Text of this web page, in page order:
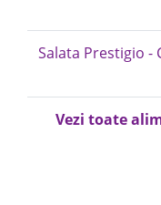
Salata Prestigio -
Vezi toate